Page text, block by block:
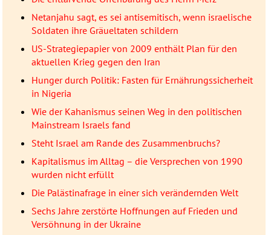
Netanjahu sagt, es sei antisemitisch, wenn israelische
Soldaten ihre Gräueltaten schildern
US-Strategiepapier von 2009 enthält Plan für den
aktuellen Krieg gegen den Iran
Hunger durch Politik: Fasten für Ernährungssicherheit
in Nigeria
Wie der Kahanismus seinen Weg in den politischen
Mainstream Israels fand
Steht Israel am Rande des Zusammenbruchs?
Kapitalismus im Alltag – die Versprechen von 1990
wurden nicht erfüllt
Die Palästinafrage in einer sich verändernden Welt
Sechs Jahre zerstörte Hoffnungen auf Frieden und
Versöhnung in der Ukraine